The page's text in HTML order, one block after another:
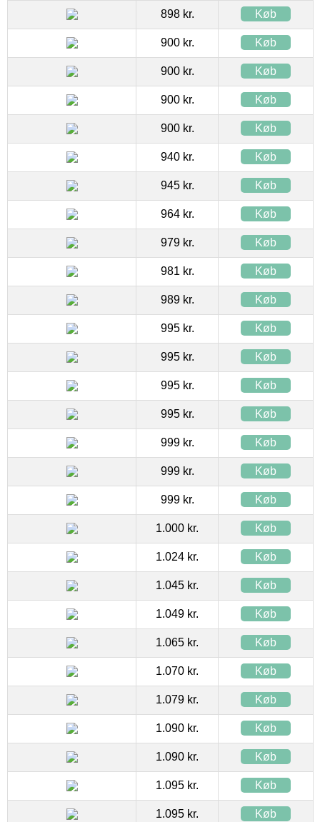
898 kr. Køb
900 kr. Køb
900 kr. Køb
900 kr. Køb
900 kr. Køb
940 kr. Køb
945 kr. Køb
964 kr. Køb
979 kr. Køb
981 kr. Køb
989 kr. Køb
995 kr. Køb
995 kr. Køb
995 kr. Køb
995 kr. Køb
999 kr. Køb
999 kr. Køb
999 kr. Køb
1.000 kr. Køb
1.024 kr. Køb
1.045 kr. Køb
1.049 kr. Køb
1.065 kr. Køb
1.070 kr. Køb
1.079 kr. Køb
1.090 kr. Køb
1.090 kr. Køb
1.095 kr. Køb
1.095 kr. Køb